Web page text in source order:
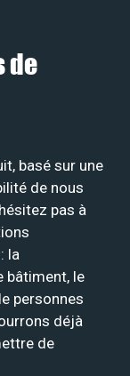
de
basé sur une
de nous
pas à
la
bâtiment, le
personnes
déjà
de